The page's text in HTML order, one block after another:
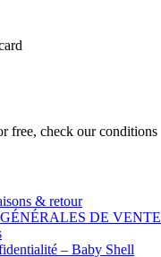
free, check our conditions
& retour
DE VENTE
– Baby Shell